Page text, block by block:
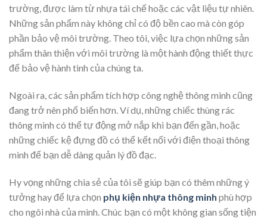
trường, được làm từ nhựa tái chế hoặc các vật liệu tự nhiên.
Những sản phẩm này không chỉ có độ bền cao mà còn góp
phần bảo vệ môi trường. Theo tôi, việc lựa chọn những sản
phẩm thân thiện với môi trường là một hành động thiết thực
để bảo vệ hành tinh của chúng ta.
Ngoài ra, các sản phẩm tích hợp công nghệ thông minh cũng
đang trở nên phổ biến hơn. Ví dụ, những chiếc thùng rác
thông minh có thể tự động mở nắp khi bạn đến gần, hoặc
những chiếc kệ đựng đồ có thể kết nối với điện thoại thông
minh để bạn dễ dàng quản lý đồ đạc.
Hy vọng những chia sẻ của tôi sẽ giúp bạn có thêm những ý
tưởng hay để lựa chọn phụ kiện nhựa thông minh phù hợp
cho ngôi nhà của mình. Chúc bạn có một không gian sống tiện